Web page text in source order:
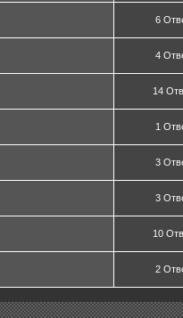
6
4
14
1
3
3
10
2